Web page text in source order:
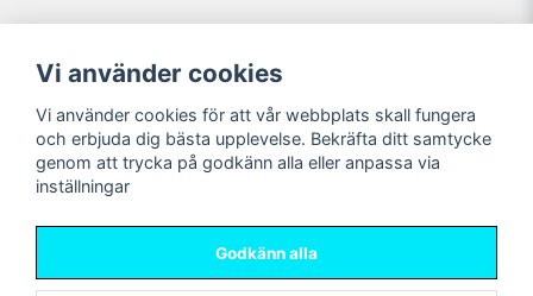
Navigering
Nyheter!
Förbeställning
Mitt konto
Logga in
Registrera dig
Glömt lösenord?
Sociala medier
Vi använder cookies
Vi använder cookies för att vår webbplats skall fungera
och erbjuda dig bästa upplevelse. Bekräfta ditt samtycke
genom att trycka på godkänn alla eller anpassa via
inställningar
Godkänn alla